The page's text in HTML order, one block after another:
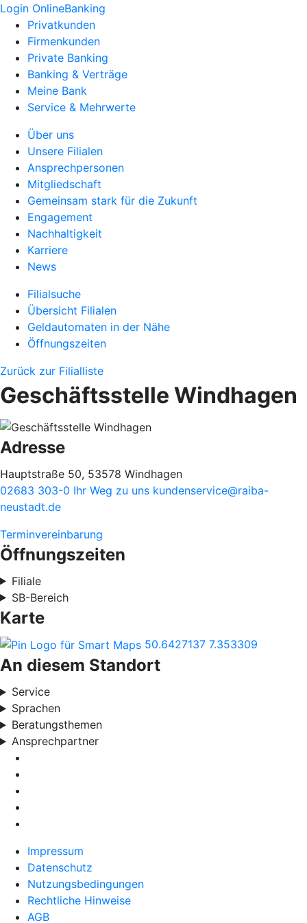
Login OnlineBanking
Privatkunden
Firmenkunden
Private Banking
Banking & Verträge
Meine Bank
Service & Mehrwerte
Über uns
Unsere Filialen
Ansprechpersonen
Mitgliedschaft
Gemeinsam stark für die Zukunft
Engagement
Nachhaltigkeit
Karriere
News
Filialsuche
Übersicht Filialen
Geldautomaten in der Nähe
Öffnungszeiten
Zurück zur Filialliste
Geschäftsstelle Windhagen
Adresse
Hauptstraße 50, 53578 Windhagen
02683 303-0 Ihr Weg zu uns kundenservice@raiba-
neustadt.de
Terminvereinbarung
Öffnungszeiten
Filiale
SB-Bereich
Karte
50.6427137 7.353309
An diesem Standort
Service
Sprachen
Beratungsthemen
Ansprechpartner
Impressum
Datenschutz
Nutzungsbedingungen
Rechtliche Hinweise
AGB